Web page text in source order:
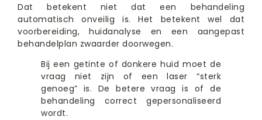
Dat betekent niet dat een behandeling
automatisch onveilig is. Het betekent wel dat
voorbereiding, huidanalyse en een aangepast
behandelplan zwaarder doorwegen.
Bij een getinte of donkere huid moet de
vraag niet zijn of een laser “sterk
genoeg” is. De betere vraag is of de
behandeling correct gepersonaliseerd
wordt.